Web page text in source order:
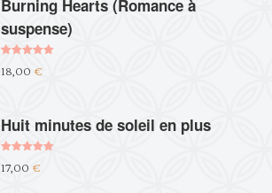
Burning Hearts (Romance à
suspense)
sur 5
18,00 €
Huit minutes de soleil en plus
sur 5
17,00 €